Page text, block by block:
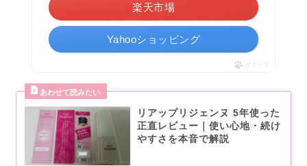
楽天市場
Yahooショッピング
ポチップ
リアップリジェンヌ 5年使った
正直レビュー｜使い心地・続け
やすさを本音で解説